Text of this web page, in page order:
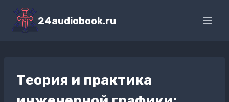
Перейти
содержимому
24audiobook.ru
Теория и практика